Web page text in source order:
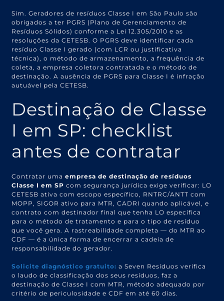
Sim. Geradores de resíduos Classe I em São Paulo são
obrigados a ter PGRS (Plano de Gerenciamento de
Resíduos Sólidos) conforme a Lei 12.305/2010 e as
resoluções da CETESB. O PGRS deve identificar cada
resíduo Classe I gerado (com LCR ou justificativa
técnica), o método de armazenamento, a frequência de
coleta, a empresa coletora contratada e o método de
destinação. A ausência de PGRS para Classe I é infração
autuável pela CETESB.
Destinação de Classe
I em SP: checklist
antes de contratar
Contratar umaempresa de destinação de resíduos
Classe I em SP com segurança jurídica exige verificar: LO
CETESB ativa com escopo específico, RNTRC/ANTT com
MOPP, SIGOR ativo para MTR, CADRI quando aplicável, e
contrato com destinador final que tenha LO específica
para o método de tratamento e para o tipo de resíduo
que você gera. A rastreabilidade completa — do MTR ao
CDF — é a única forma de encerrar a cadeia de
responsabilidade do gerador.
Solicite diagnóstico gratuito: a Seven Resíduos verifica
o laudo de classificação dos seus resíduos, faz a
destinação de Classe I com MTR, método adequado por
critério de periculosidade e CDF em até 60 dias.